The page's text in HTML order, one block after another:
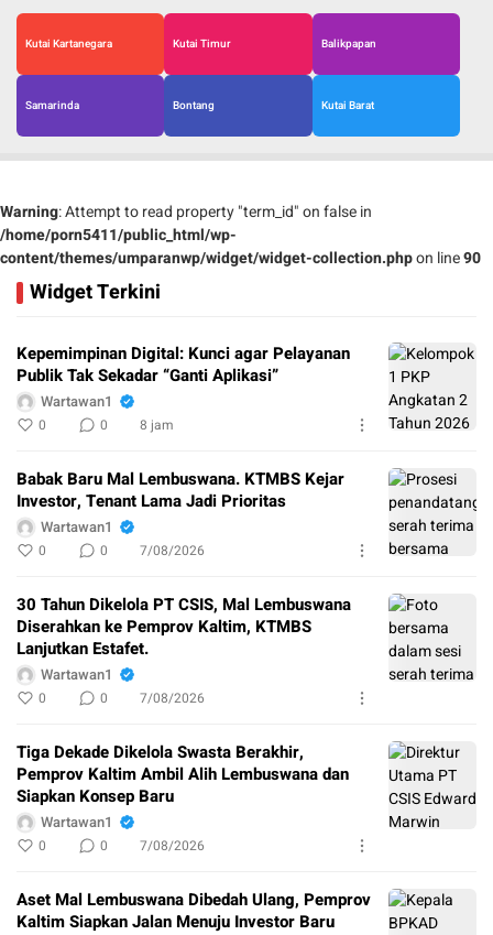
Kutai Kartanegara Kutai Timur Balikpapan
Samarinda Bontang Kutai Barat
Warning: Attempt to read property "term_id" on false in
/home/porn5411/public_html/wp-
content/themes/umparanwp/widget/widget-collection.phpon line90
Widget Terkini
Kepemimpinan Digital: Kunci agar Pelayanan
Publik Tak Sekadar “Ganti Aplikasi”
Wartawan1
0 0 8 jam
Babak Baru Mal Lembuswana. KTMBS Kejar
Investor, Tenant Lama Jadi Prioritas
Wartawan1
0 0 7/08/2026
30 Tahun Dikelola PT CSIS, Mal Lembuswana
Diserahkan ke Pemprov Kaltim, KTMBS
Lanjutkan Estafet.
Wartawan1
0 0 7/08/2026
Tiga Dekade Dikelola Swasta Berakhir,
Pemprov Kaltim Ambil Alih Lembuswana dan
Siapkan Konsep Baru
Wartawan1
0 0 7/08/2026
Aset Mal Lembuswana Dibedah Ulang, Pemprov
Kaltim Siapkan Jalan Menuju Investor Baru